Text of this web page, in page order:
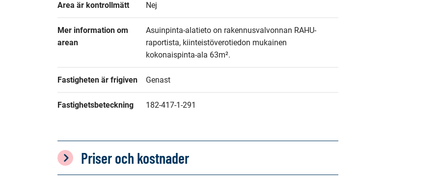
Area är kontrollmätt Nej
Mer information om
arean
Asuinpinta-alatieto on rakennusvalvonnan RAHU-
raportista, kiinteistöverotiedon mukainen
kokonaispinta-ala 63m².
Fastigheten är frigiven Genast
Fastighetsbeteckning 182-417-1-291
Priser och kostnader